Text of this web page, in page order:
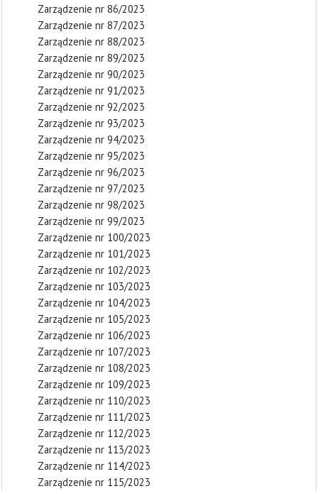
Zarządzenie nr 86/2023
Zarządzenie nr 87/2023
Zarządzenie nr 88/2023
Zarządzenie nr 89/2023
Zarządzenie nr 90/2023
Zarządzenie nr 91/2023
Zarządzenie nr 92/2023
Zarządzenie nr 93/2023
Zarządzenie nr 94/2023
Zarządzenie nr 95/2023
Zarządzenie nr 96/2023
Zarządzenie nr 97/2023
Zarządzenie nr 98/2023
Zarządzenie nr 99/2023
Zarządzenie nr 100/2023
Zarządzenie nr 101/2023
Zarządzenie nr 102/2023
Zarządzenie nr 103/2023
Zarządzenie nr 104/2023
Zarządzenie nr 105/2023
Zarządzenie nr 106/2023
Zarządzenie nr 107/2023
Zarządzenie nr 108/2023
Zarządzenie nr 109/2023
Zarządzenie nr 110/2023
Zarządzenie nr 111/2023
Zarządzenie nr 112/2023
Zarządzenie nr 113/2023
Zarządzenie nr 114/2023
Zarządzenie nr 115/2023